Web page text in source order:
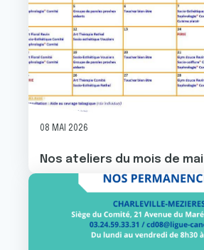
08 MAI 2026
Nos ateliers du mois de mai
Image